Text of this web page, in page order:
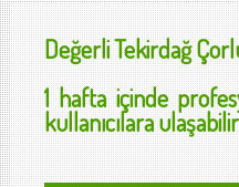
DeğerliTekirdağ
1 hafta içinde
kullanıcılara